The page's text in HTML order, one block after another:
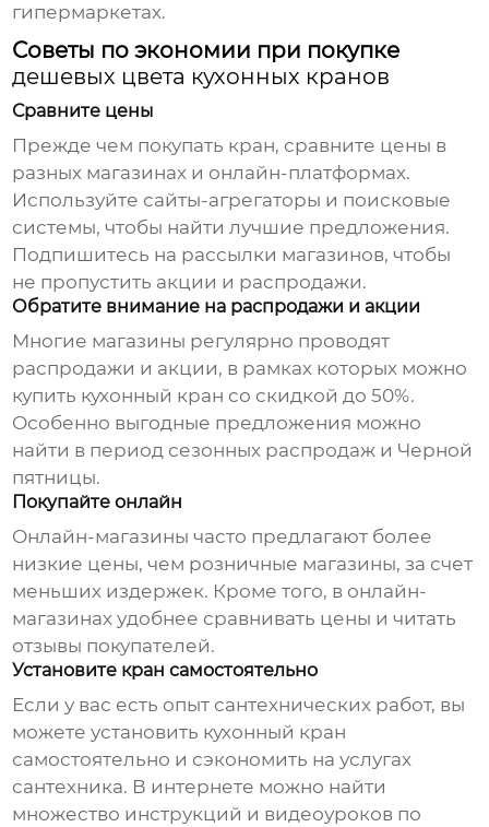
гипермаркетах.
Советы по экономии при покупке
дешевых цвета кухонных кранов
Сравните цены
Прежде чем покупать кран, сравните цены в
разных магазинах и онлайн-платформах.
Используйте сайты-агрегаторы и поисковые
системы, чтобы найти лучшие предложения.
Подпишитесь на рассылки магазинов, чтобы
не пропустить акции и распродажи.
Обратите внимание на распродажи и акции
Многие магазины регулярно проводят
распродажи и акции, в рамках которых можно
купить кухонный кран со скидкой до 50%.
Особенно выгодные предложения можно
найти в период сезонных распродаж и Черной
пятницы.
Покупайте онлайн
Онлайн-магазины часто предлагают более
низкие цены, чем розничные магазины, за счет
меньших издержек. Кроме того, в онлайн-
магазинах удобнее сравнивать цены и читать
отзывы покупателей.
Установите кран самостоятельно
Если у вас есть опыт сантехнических работ, вы
можете установить кухонный кран
самостоятельно и сэкономить на услугах
сантехника. В интернете можно найти
множество инструкций и видеоуроков по